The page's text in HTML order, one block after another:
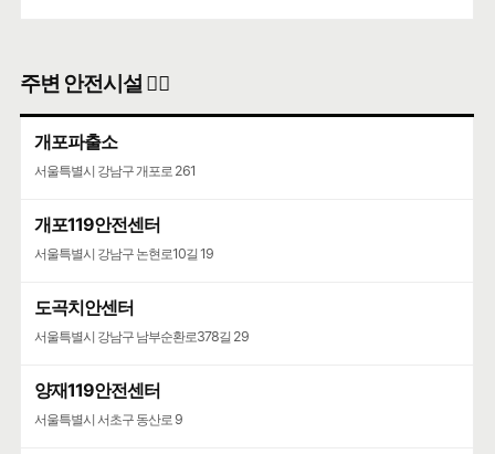
주변 안전시설 👮‍♀️
개포파출소
서울특별시 강남구 개포로 261
개포119안전센터
서울특별시 강남구 논현로10길 19
도곡치안센터
서울특별시 강남구 남부순환로378길 29
양재119안전센터
서울특별시 서초구 동산로 9